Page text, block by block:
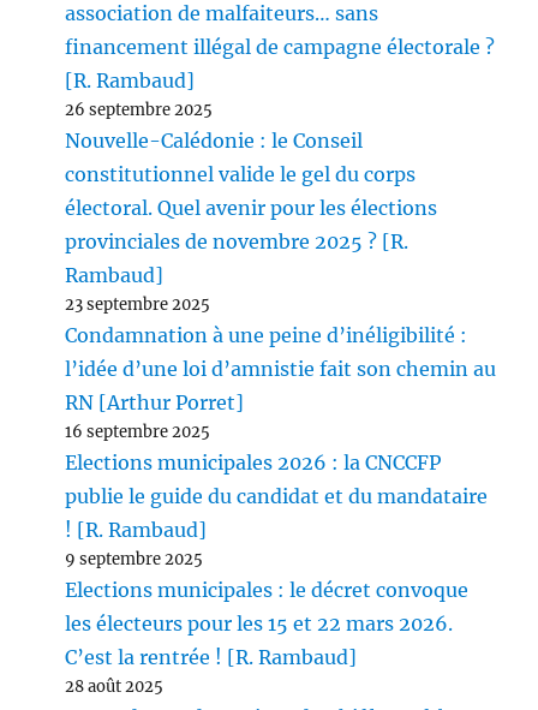
association de malfaiteurs… sans
financement illégal de campagne électorale ?
[R. Rambaud]
26 septembre 2025
Nouvelle-Calédonie : le Conseil
constitutionnel valide le gel du corps
électoral. Quel avenir pour les élections
provinciales de novembre 2025 ? [R.
Rambaud]
23 septembre 2025
Condamnation à une peine d’inéligibilité :
l’idée d’une loi d’amnistie fait son chemin au
RN [Arthur Porret]
16 septembre 2025
Elections municipales 2026 : la CNCCFP
publie le guide du candidat et du mandataire
! [R. Rambaud]
9 septembre 2025
Elections municipales : le décret convoque
les électeurs pour les 15 et 22 mars 2026.
C’est la rentrée ! [R. Rambaud]
28 août 2025